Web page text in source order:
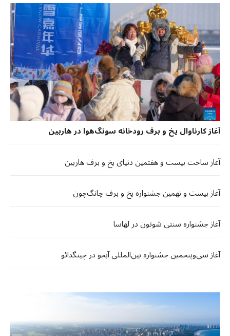
آغاز کارناوال یخ و برف رودخانه سونگ‌هوا در هاربین
آغاز ساخت بیست ‌و هفتمین دنیای یخ و‌ برف هاربین
آغاز بیست ‌و نهمین جشنواره یخ و برف چانگ‌چون
آغاز جشنواره سنتی شوتون در لهاسا
آغاز سی‌وپنجمین جشنواره بین‌المللی آبجو در چینگدائو